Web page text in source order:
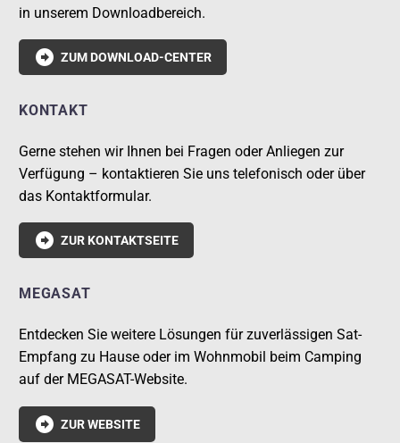
in unserem Downloadbereich.
 ZUM DOWNLOAD-CENTER
KONTAKT
Gerne stehen wir Ihnen bei Fragen oder Anliegen zur
Verfügung – kontaktieren Sie uns telefonisch oder über
das Kontaktformular.
 ZUR KONTAKTSEITE
MEGASAT
Entdecken Sie weitere Lösungen für zuverlässigen Sat-
Empfang zu Hause oder im Wohnmobil beim Camping
auf der MEGASAT-Website.
 ZUR WEBSITE